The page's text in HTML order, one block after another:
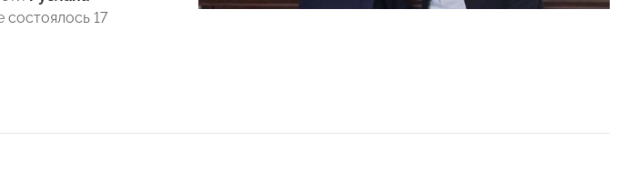
состоялось 17